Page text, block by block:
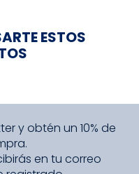
ESTOS
y obtén un 10% de
en tu correo